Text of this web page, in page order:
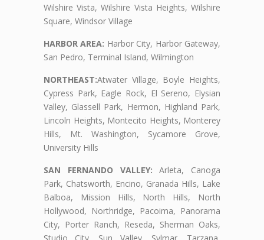
Wilshire Vista, Wilshire Vista Heights, Wilshire
Square, Windsor Village
HARBOR AREA: Harbor City, Harbor Gateway,
San Pedro, Terminal Island, Wilmington
NORTHEAST:Atwater Village, Boyle Heights,
Cypress Park, Eagle Rock, El Sereno, Elysian
Valley, Glassell Park, Hermon, Highland Park,
Lincoln Heights, Montecito Heights, Monterey
Hills, Mt. Washington, Sycamore Grove,
University Hills
SAN FERNANDO VALLEY: Arleta, Canoga
Park, Chatsworth, Encino, Granada Hills, Lake
Balboa, Mission Hills, North Hills, North
Hollywood, Northridge, Pacoima, Panorama
City, Porter Ranch, Reseda, Sherman Oaks,